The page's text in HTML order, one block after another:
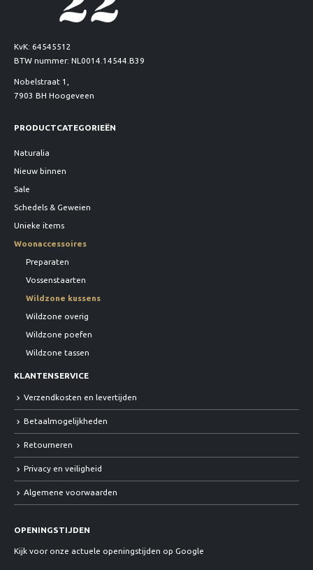
KvK: 64545512
BTW nummer: NL0014.14544.B39
Nobelstraat 1,
7903 BH Hoogeveen
PRODUCTCATEGORIEËN
Naturalia
Nieuw binnen
Sale
Schedels & Geweien
Unieke items
Woonaccessoires
Preparaten
Vossenstaarten
Wildzone kussens
Wildzone overig
Wildzone poefen
Wildzone tassen
KLANTENSERVICE
Verzendkosten en levertijden
Betaalmogelijkheden
Retourneren
Privacy en veiligheid
Algemene voorwaarden
OPENINGSTIJDEN
Kijk voor onze actuele openingstijden op Google